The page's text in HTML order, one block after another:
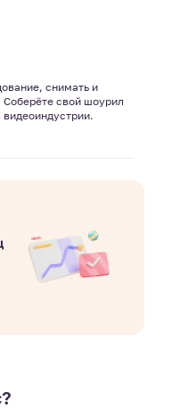
снимать и
свой шоурил
видеоиндустрии.